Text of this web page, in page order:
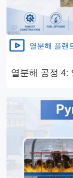
열분해 플랜
열분해 공정 4: